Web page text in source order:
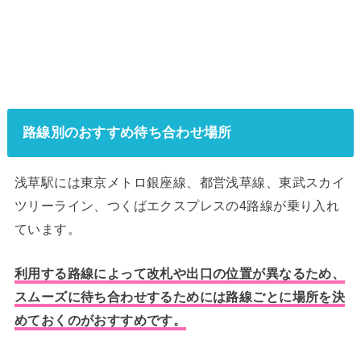
路線別のおすすめ待ち合わせ場所
浅草駅には東京メトロ銀座線、都営浅草線、東武スカイ
ツリーライン、つくばエクスプレスの4路線が乗り入れ
ています。
利用する路線によって改札や出口の位置が異なるため、
スムーズに待ち合わせするためには路線ごとに場所を決
めておくのがおすすめです。